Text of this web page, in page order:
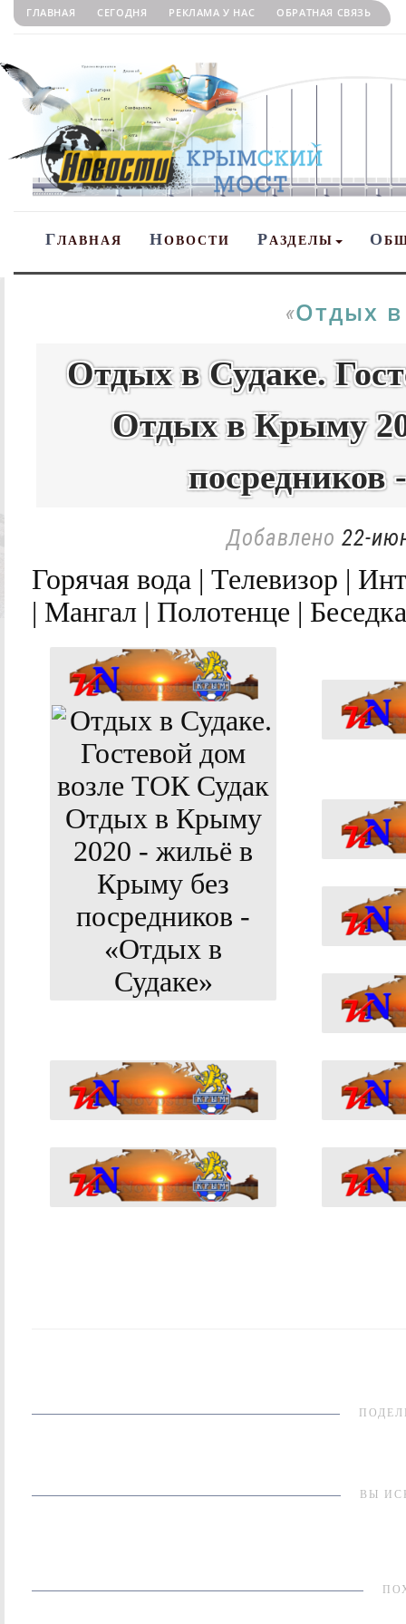
ГЛАВНАЯ СЕГОДНЯ РЕКЛАМА У НАС ОБРАТНАЯ СВЯЗЬ
ГЛАВНАЯ НОВОСТИ РАЗДЕЛЫ О
«Отдых
Отдых в Судаке.
Отдых в Крыму
посредников
Добавлено 22-
Горячая вода | Телевизор |
| Мангал | Полотенце |
ВЫ